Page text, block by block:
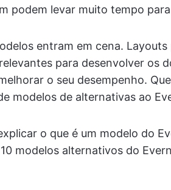
podem levar muito tempo
entram em cena.
para desenvolver os
o seu desempenho.
modelos de alternativas ao
o que é um modelo do
modelos alternativos do